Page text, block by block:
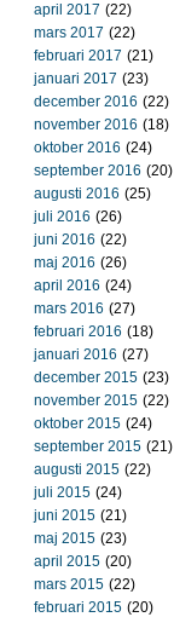
april 2017 (22)
mars 2017 (22)
februari 2017 (21)
januari 2017 (23)
december 2016 (22)
november 2016 (18)
oktober 2016 (24)
september 2016 (20)
augusti 2016 (25)
juli 2016 (26)
juni 2016 (22)
maj 2016 (26)
april 2016 (24)
mars 2016 (27)
februari 2016 (18)
januari 2016 (27)
december 2015 (23)
november 2015 (22)
oktober 2015 (24)
september 2015 (21)
augusti 2015 (22)
juli 2015 (24)
juni 2015 (21)
maj 2015 (23)
april 2015 (20)
mars 2015 (22)
februari 2015 (20)